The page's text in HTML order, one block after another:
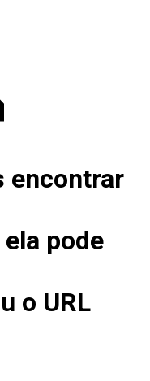
encontrar
pode
o URL